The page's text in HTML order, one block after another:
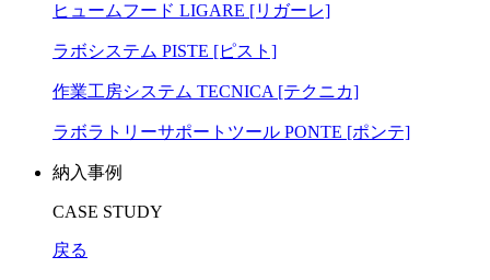
ヒュームフード LIGARE [リガーレ]
ラボシステム PISTE [ピスト]
作業工房システム TECNICA [テクニカ]
ラボラトリーサポートツール PONTE [ポンテ]
納入事例
CASE STUDY
戻る